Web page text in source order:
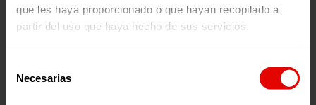
que les haya proporcionado o que hayan recopilado a
partir del uso que haya hecho de sus servicios.
Necesarias